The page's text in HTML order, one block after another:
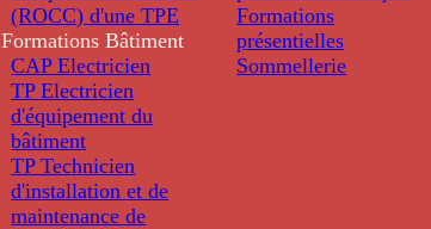
(ROCC) d'une TPE
Formations Bâtiment
CAP Electricien
TP Electricien
d'équipement du
bâtiment
TP Technicien
d'installation et de
maintenance de
Formations
présentielles
Sommellerie